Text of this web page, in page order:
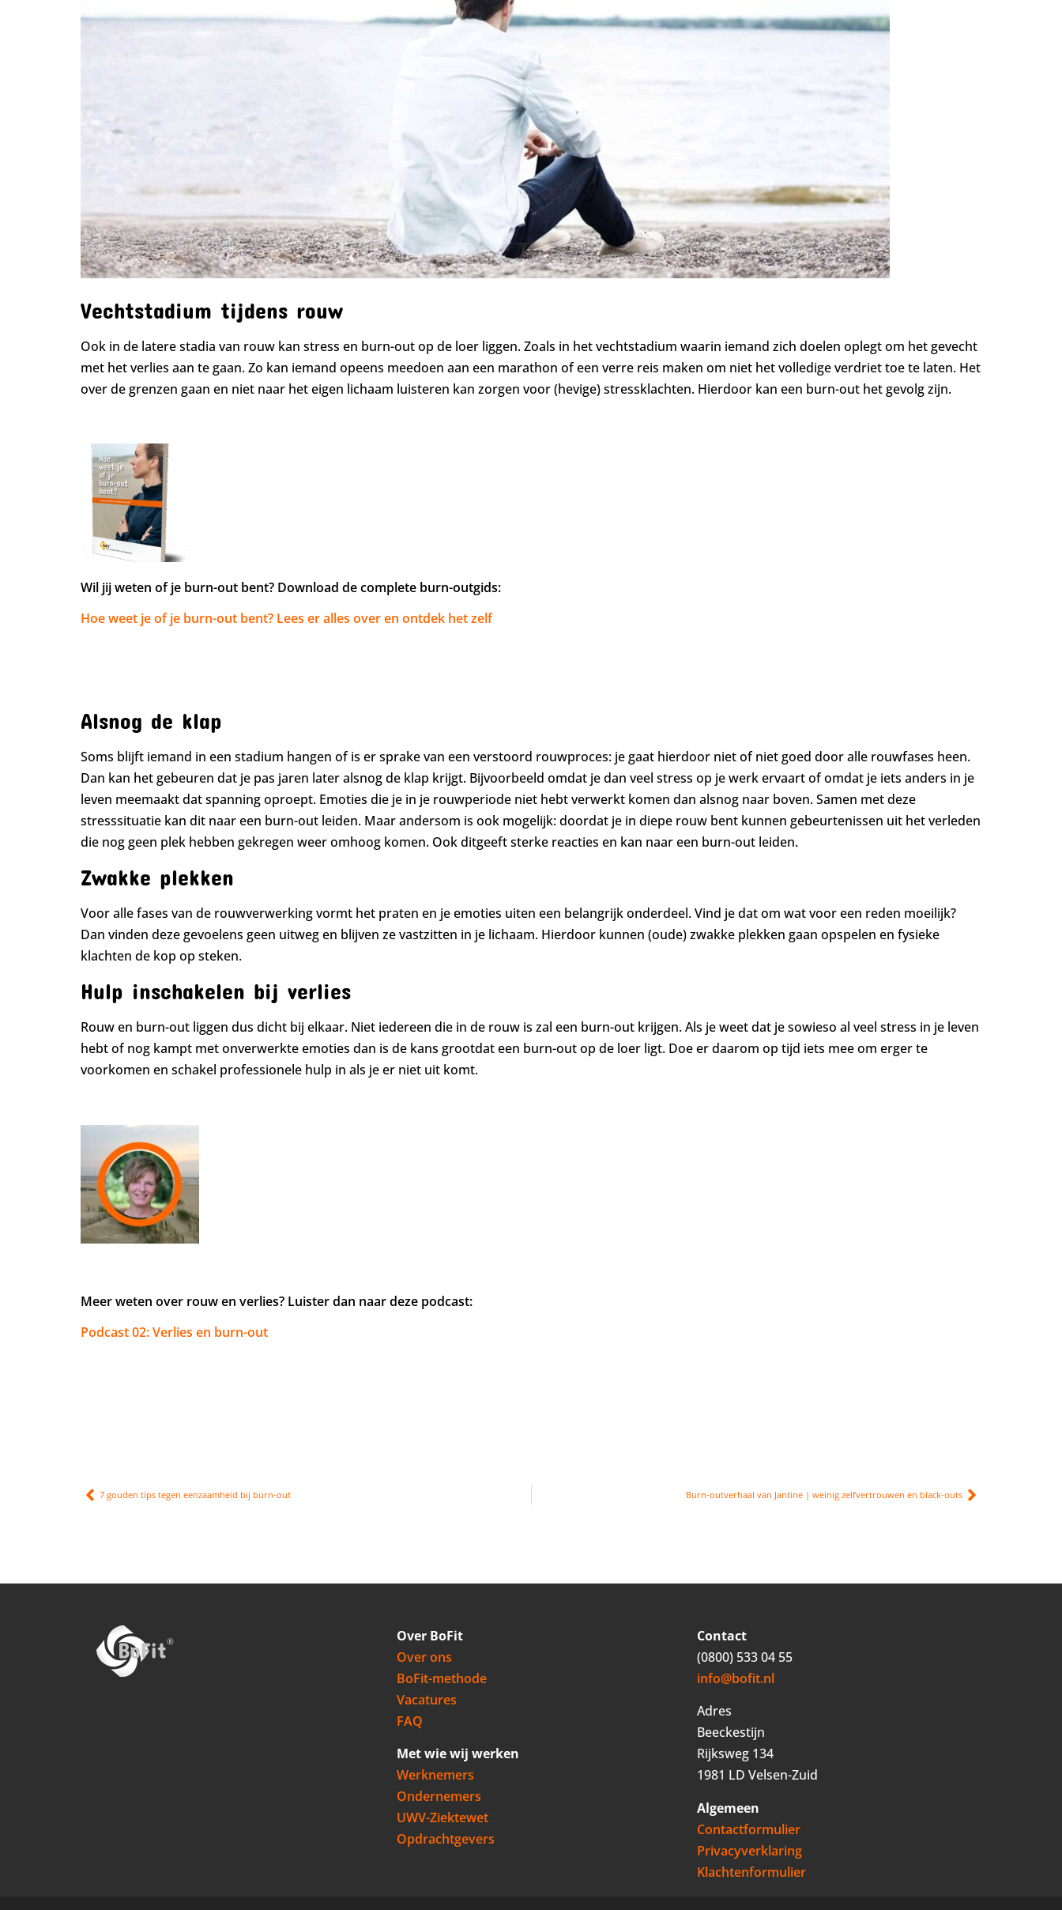
Vechtstadium tijdens rouw
Ook in de latere stadia van rouw kan stress en burn-out op de loer liggen. Zoals in het vechtstadium waarin iemand zich doelen oplegt om het gevecht
met het verlies aan te gaan. Zo kan iemand opeens meedoen aan een marathon of een verre reis maken om niet het volledige verdriet toe te laten. Het
over de grenzen gaan en niet naar het eigen lichaam luisteren kan zorgen voor (hevige) stressklachten. Hierdoor kan een burn-out het gevolg zijn.
Wil jij weten of je burn-out bent? Download de complete burn-outgids:
Hoe weet je of je burn-out bent? Lees er alles over en ontdek het zelf
Alsnog de klap
Soms blijft iemand in een stadium hangen of is er sprake van een verstoord rouwproces: je gaat hierdoor niet of niet goed door alle rouwfases heen.
Dan kan het gebeuren dat je pas jaren later alsnog de klap krijgt. Bijvoorbeeld omdat je dan veel stress op je werk ervaart of omdat je iets anders in je
leven meemaakt dat spanning oproept. Emoties die je in je rouwperiode niet hebt verwerkt komen dan alsnog naar boven. Samen met deze
stresssituatie kan dit naar een burn-out leiden. Maar andersom is ook mogelijk: doordat je in diepe rouw bent kunnen gebeurtenissen uit het verleden
die nog geen plek hebben gekregen weer omhoog komen. Ook ditgeeft sterke reacties en kan naar een burn-out leiden.
Zwakke plekken
Voor alle fases van de rouwverwerking vormt het praten en je emoties uiten een belangrijk onderdeel. Vind je dat om wat voor een reden moeilijk?
Dan vinden deze gevoelens geen uitweg en blijven ze vastzitten in je lichaam. Hierdoor kunnen (oude) zwakke plekken gaan opspelen en fysieke
klachten de kop op steken.
Hulp inschakelen bij verlies
Rouw en burn-out liggen dus dicht bij elkaar. Niet iedereen die in de rouw is zal een burn-out krijgen. Als je weet dat je sowieso al veel stress in je leven
hebt of nog kampt met onverwerkte emoties dan is de kans grootdat een burn-out op de loer ligt. Doe er daarom op tijd iets mee om erger te
voorkomen en schakel professionele hulp in als je er niet uit komt.
Meer weten over rouw en verlies? Luister dan naar deze podcast:
Podcast 02: Verlies en burn-out
7 gouden tips tegen eenzaamheid bij burn-out Burn-outverhaal van Jantine | weinig zelfvertrouwen en black-outs
Over BoFit
Over ons
BoFit-methode
Vacatures
FAQ
Met wie wij werken
Werknemers
Ondernemers
UWV-Ziektewet
Opdrachtgevers
Contact
(0800) 533 04 55
info@bofit.nl
Adres
Beeckestijn
Rijksweg 134
1981 LD Velsen-Zuid
Algemeen
Contactformulier
Privacyverklaring
Klachtenformulier